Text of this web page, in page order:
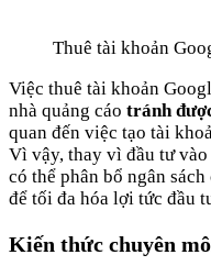
Thuê tài khoản
Việc thuê tài khoản
nhà quảng cáo tránh
quan đến việc tạo tài
Vì vậy, thay vì đầu tư
có thể phân bổ ngân
để tối đa hóa lợi tức đầu
Kiến thức chuyên